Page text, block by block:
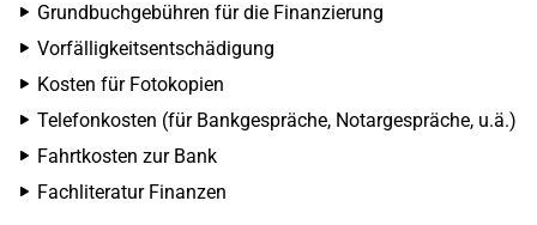
Grundbuchgebühren für die Finanzierung
Vorfälligkeitsentschädigung
Kosten für Fotokopien
Telefonkosten (für Bankgespräche, Notargespräche, u.ä.)
Fahrtkosten zur Bank
Fachliteratur Finanzen